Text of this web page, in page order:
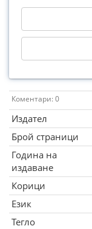
Коментари: 0
Издател
Брой страници
Година на
издаване
Корици
Език
Тегло